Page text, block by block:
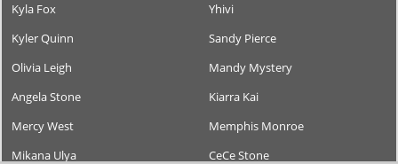
Kyla Fox
Yhivi
Kyler Quinn
Sandy Pierce
Olivia Leigh
Mandy Mystery
Angela Stone
Kiarra Kai
Mercy West
Memphis Monroe
Mikana Ulya
CeCe Stone